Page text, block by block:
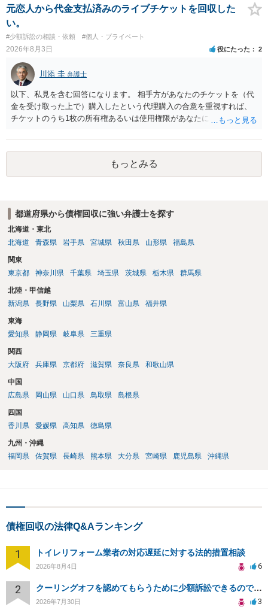
代理人が就いていたことを知らせると（訴状の記載内容から明らかな
場合も）、裁判所が当該代理人弁護士に事前連絡し、引き続き訴訟も
受任するかを聞いたうえで、受任の意志が明らかになったところで、
直接被告に送達するのではなく、代理人に訴状の受領を促すこともあ
ります。 ラインのやり取りでしか証拠がないと、実際の本人性が明ら
かではありません。もちろん弁護士（２０万円の請求で代理人弁護士
に委任するかも疑わしいのですが）も住所は明らかにしないでしょ
う。 何か本人を示す事実（振込先などの情報）から、相手の住所等の
情報を割り出していくしかないように思えます。 以上、ご参考まで。
元恋人から代金支払済みのライブチケットを回収した
い。
#少額訴訟の相談・依頼 #個人・プライベート
2026年8月3日 役にたった 2
川添 圭 弁護士
以下、私見を含む回答になります。 相手方があなたのチケットを（代
金を受け取った上で）購入したという代理購入の合意を重視すれば、
チケットのうち1枚の所有権あるいは使用権限があなたにあり、チケッ
す。 一方、このチケット購入には「相手方と一緒に行く」という合意
も付随していたことを無視することができません。こちらを重視すれ
ば、交際を終了させたことにより「一緒に行く」という結果の実現に
重大な障害が発生しており、当然にチケットを引き渡すべきといえる
えば、当該チケットが座席指定である場合、交際を解消した2人が当日
隣り合わせになることは避けたいという心理が働くことも無理からぬ
ところです。一方、チケットがエリア指定のアリーナ席であれば隣り
あったり特別席であったりすれば、判断は変わってくるかもしれませ
ん。当該チケットがチケット転売防止法に規定する特定興行入場券に
該当し、券面上使用者が指定されている場合には、チケット引渡し以
法的には「当事者の合理的意思」がどこにあるのかを追求した解決が
必要になると思われます。なかなか難しい問題なので、弁護士によっ
ても回答は異なるかもしれません。
もっとみる
都道府県から債権回収に強い弁護士を探す
北海道・東北
北海道
青森県 岩手県 宮城県 秋田県 山形県 福島県
関東
東京都
神奈川県 千葉県 埼玉県 茨城県 栃木県 群馬県
北陸・甲信越
新潟県
長野県 山梨県 石川県 富山県 福井県
東海
愛知県
静岡県 岐阜県 三重県
関西
大阪府
兵庫県 京都府 滋賀県 奈良県 和歌山県
中国
広島県
岡山県 山口県 鳥取県 島根県
四国
香川県
愛媛県 高知県 徳島県
九州・沖縄
福岡県
佐賀県 長崎県 熊本県 大分県 宮崎県 鹿児島県 沖縄県
債権回収の法律Q&Aランキング
1 トイレリフォーム業者の対応遅延に対する法的措置相談
2026年8月4日 6
2 クーリングオフを認めてもらうために少額訴訟できるのでしょうか。
2026年7月30日 3